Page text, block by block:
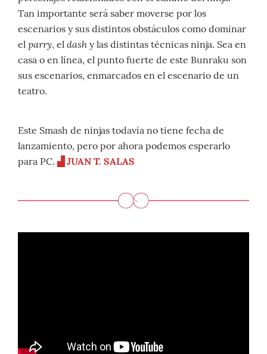
Tan importante será saber moverse por los
escenarios y sus distintos obstáculos como dominar
el parry, el dash y las distintas técnicas ninja. Sea en
casa o en línea, el punto fuerte de este Bunraku son
sus escenarios, enmarcados en el escenario de un
teatro.
Este Smash de ninjas todavía no tiene fecha de
lanzamiento, pero por ahora podemos esperarlo
para PC.▟ JUAN T. SALAS